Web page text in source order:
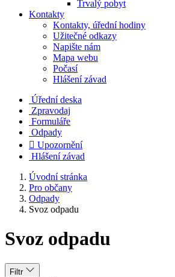
Trvalý pobyt
Kontakty
Kontakty, úřední hodiny
Užitečné odkazy
Napište nám
Mapa webu
Počasí
Hlášení závad
Úřední deska
Zpravodaj
Formuláře
Odpady
 Upozornění
Hlášení závad
Úvodní stránka
Pro občany
Odpady
Svoz odpadu
Svoz odpadu
Filtr